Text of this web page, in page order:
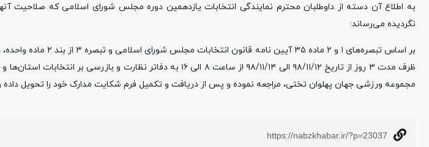
به اطلاع آن دسته از داوطلبان محترم نمایندگی انتخابات یازدهمین دوره مجلس شورای اسلامی که صلاحیت آنها
نگردیده می‌رساند:
بر اساس تبصره‌های ۱ و ۲ ماده
ظرف مدت ۳ روز از تاریخ ۹۸/۱۱/۱۲ الی ۹۸/۱۱/۱۴ از ساعت ۸ الی ۱۶ به دفاتر نظارت
مجموعه ورزشی جهان پهلوان تختی، مراجعه نموده و پس از دریافت و تکمیل فرم شکایت مدارک خود را تحویل داده
https://nabzkhabar.ir/?p=23037